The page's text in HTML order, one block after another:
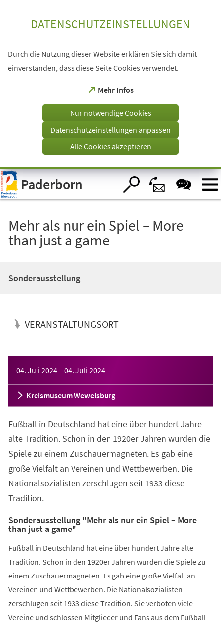
Visuelle
Assistenzsoftware
öffnen.
DATENSCHUTZEINSTELLUNGEN
Durch die Nutzung dieser Website erklären Sie sich damit
einverstanden, dass diese Seite Cookies verwendet.
Mehr Infos
(Öffnet
einem
Tab)
Nur notwendige Cookies
Datenschutzeinstellungen anpassen
Alle Cookies akzeptieren
Paderborn
Mehr als nur ein Spiel – More
than just a game
Sonderausstellung
VERANSTALTUNGSORT
04. Juli 2024– 04. Juli 2024
Kreismuseum Wewelsburg
Fußball in Deutschland hat eine über hundert Jahre
alte Tradition. Schon in den 1920er Jahren wurden die
Spiele zu einem Zuschauermagneten. Es gab eine
große Vielfalt an Vereinen und Wettbewerben. Die
Nationalsozialisten zerschlugen seit 1933 diese
Tradition.
Sonderausstellung "Mehr als nur ein Spiel – More
than just a game"
Fußball in Deutschland hat eine über hundert Jahre alte
Tradition. Schon in den 1920er Jahren wurden die Spiele zu
einem Zuschauermagneten. Es gab eine große Vielfalt an
Vereinen und Wettbewerben. Die Nationalsozialisten
zerschlugen seit 1933 diese Tradition. Sie verboten viele
Vereine und schlossen Mitglieder und Fans aus dem Fußball